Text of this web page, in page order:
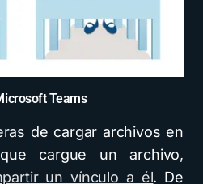
Teams
de cargar archivos en
cargue un archivo,
un vínculo a él. De